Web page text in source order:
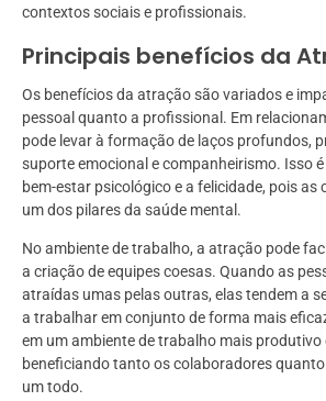
contextos sociais e profissionais.
Principais benefícios da
Os benefícios da atração são variados e
pessoal quanto a profissional. Em
pode levar à formação de laços profundos,
suporte emocional e companheirismo. Isso
bem-estar psicológico e a felicidade, pois as
um dos pilares da saúde mental.
No ambiente de trabalho, a atração pode
a criação de equipes coesas. Quando as
atraídas umas pelas outras, elas tendem a
a trabalhar em conjunto de forma mais
em um ambiente de trabalho mais produtivo
beneficiando tanto os colaboradores
um todo.